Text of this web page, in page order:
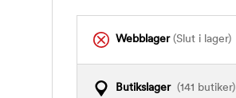
Webblager(Slut i lager)
Butikslager(141 butiker)